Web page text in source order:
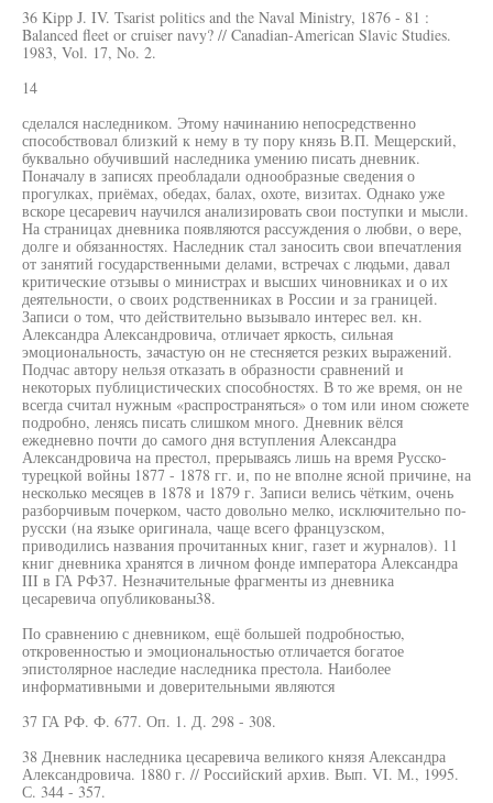
36 Kipp J. IV. Tsarist politics and the Naval Ministry, 1876 - 81 :
Balanced fleet or cruiser navy? // Canadian-American Slavic Studies.
1983, Vol. 17, No. 2.
14
сделался наследником. Этому начинанию непосредственно
способствовал близкий к нему в ту пору князь В.П. Мещерский,
буквально обучивший наследника умению писать дневник.
Поначалу в записях преобладали однообразные сведения о
прогулках, приёмах, обедах, балах, охоте, визитах. Однако уже
вскоре цесаревич научился анализировать свои поступки и мысли.
На страницах дневника появляются рассуждения о любви, о вере,
долге и обязанностях. Наследник стал заносить свои впечатления
от занятий государственными делами, встречах с людьми, давал
критические отзывы о министрах и высших чиновниках и о их
деятельности, о своих родственниках в России и за границей.
Записи о том, что действительно вызывало интерес вел. кн.
Александра Александровича, отличает яркость, сильная
эмоциональность, зачастую он не стесняется резких выражений.
Подчас автору нельзя отказать в образности сравнений и
некоторых публицистических способностях. В то же время, он не
всегда считал нужным «распространяться» о том или ином сюжете
подробно, ленясь писать слишком много. Дневник вёлся
ежедневно почти до самого дня вступления Александра
Александровича на престол, прерываясь лишь на время Русско-
турецкой войны 1877 - 1878 гг. и, по не вполне ясной причине, на
несколько месяцев в 1878 и 1879 г. Записи велись чётким, очень
разборчивым почерком, часто довольно мелко, исключительно по-
русски (на языке оригинала, чаще всего французском,
приводились названия прочитанных книг, газет и журналов). 11
книг дневника хранятся в личном фонде императора Александра
III в ГА РФ37. Незначительные фрагменты из дневника
цесаревича опубликованы38.
По сравнению с дневником, ещё большей подробностью,
откровенностью и эмоциональностью отличается богатое
эпистолярное наследие наследника престола. Наиболее
информативными и доверительными являются
37 ГА РФ. Ф. 677. Оп. 1. Д. 298 - 308.
38 Дневник наследника цесаревича великого князя Александра
Александровича. 1880 г. // Российский архив. Вып. VI. М., 1995.
С. 344 - 357.